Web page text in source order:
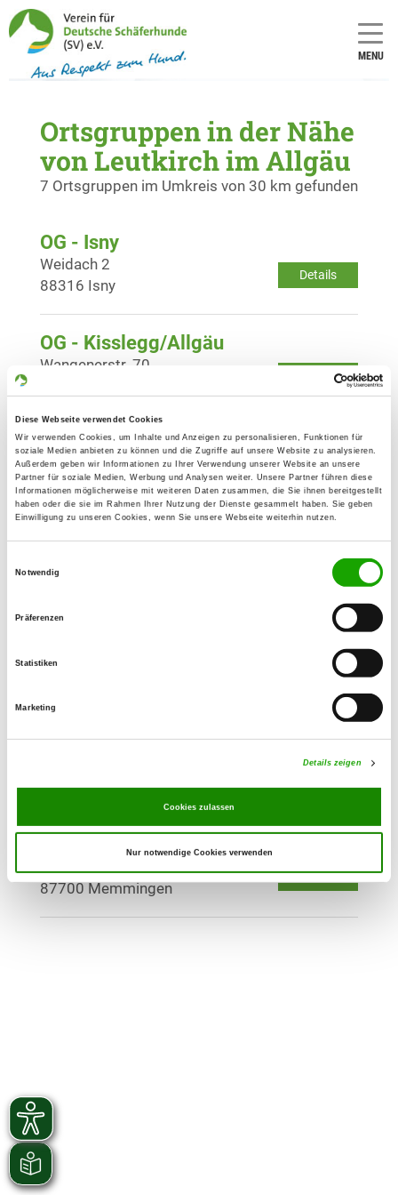
Diese Webseite verwendet Cookies
Wir verwenden Cookies, um Inhalte und Anzeigen zu personalisieren, Funktionen für
soziale Medien anbieten zu können und die Zugriffe auf unsere Website zu analysieren.
Außerdem geben wir Informationen zu Ihrer Verwendung unserer Website an unsere
Partner für soziale Medien, Werbung und Analysen weiter. Unsere Partner führen diese
Informationen möglicherweise mit weiteren Daten zusammen, die Sie ihnen bereitgestellt
haben oder die sie im Rahmen Ihrer Nutzung der Dienste gesammelt haben. Sie geben
Einwilligung zu unseren Cookies, wenn Sie unsere Webseite weiterhin nutzen.
Notwendig
Präferenzen
Statistiken
Marketing
Details zeigen
Cookies zulassen
Nur notwendige Cookies verwenden
MENU
Ortsgruppen in der Nähe
von Leutkirch im Allgäu
7 Ortsgruppen im Umkreis von 30 km gefunden
OG - Isny
Details
Weidach 2
88316 Isny
OG - Kisslegg/Allgäu
Details
Wangenerstr. 70
OG - Leutkirch e.V.
Details
Esch 14
88299 Leutkirch OT Urlau
OG - Kempten
Details
Daimlerstr. 21
Details
Austraße 44
OG - Memmingen 1970 e.V.
87700 Memmingen
OG - Memmingen-Alt e.V.
Details
Benninger Str.
87700 Memmingen